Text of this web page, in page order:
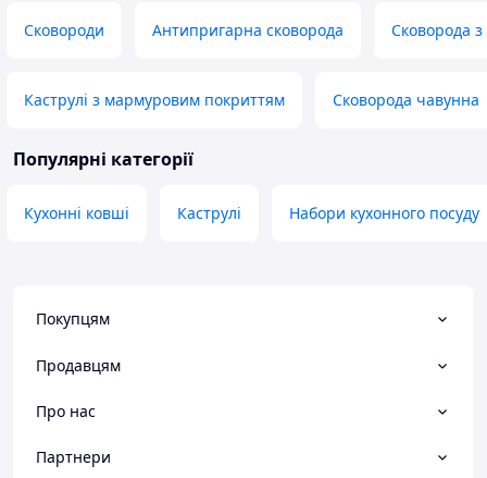
Сковороди Антипригарна сковорода Сковорода
Каструлі з мармуровим покриттям Сковорода чавунна
Популярні категорії
Кухонні ковші Каструлі Набори кухонного посуду
Покупцям
Продавцям
Про нас
Партнери